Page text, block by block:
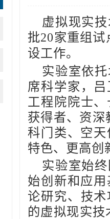
虚拟现实
批20家重组试
设工作。
实验室依
席科学家，
工程院院士
获得者、资
科门类、空
特色、更高创
实验室始
始创新和应
论研究、技
的虚拟现实